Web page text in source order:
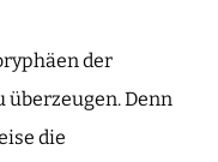
der
Denn
die